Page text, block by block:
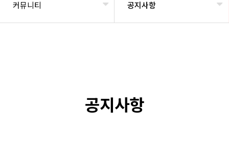
커뮤니티 공지사항
공지사항